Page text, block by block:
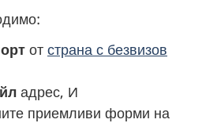
от страна с безвизов
адрес, И
приемливи форми на